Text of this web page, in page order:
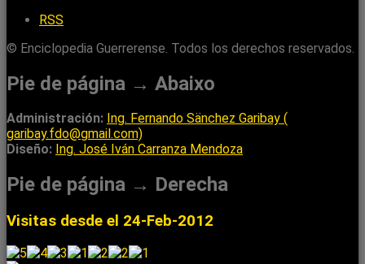
RSS
© Enciclopedia Guerrerense. Todos los derechos reservados.
Pie de página → Abaixo
Administración: Ing. Fernando Sänchez Garibay (
garibay.fdo@gmail.com)
Diseño: Ing. José Iván Carranza Mendoza
Pie de página → Derecha
Visitas desde el 24-Feb-2012